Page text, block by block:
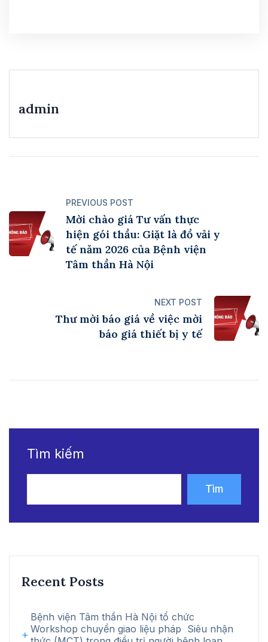
admin
PREVIOUS POST
Mời chào giá Tư vấn thực
hiện gói thầu: Giặt là đồ vải y
tế năm 2026 của Bệnh viện
Tâm thần Hà Nội
NEXT POST
Thư mời báo giá về việc mời
báo giá thiết bị y tế
Tìm kiếm
Tìm
kiếm
Recent Posts
Bệnh viện Tâm thần Hà Nội tổ chức
Workshop chuyển giao liệu pháp Siêu nhận